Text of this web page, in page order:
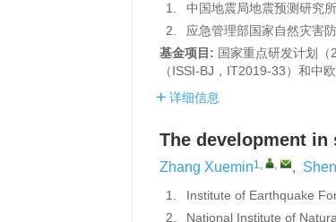
1.
中国地震局地震预测研究
2.
应急管理部国家自然灾害
基金项目: 国家重点研发计划
（ISSI-BJ，IT2019-33）和中
详细信息
The development
Zhang Xuemin1, , ,
1.
Institute of Earthquake
2.
National Institute of